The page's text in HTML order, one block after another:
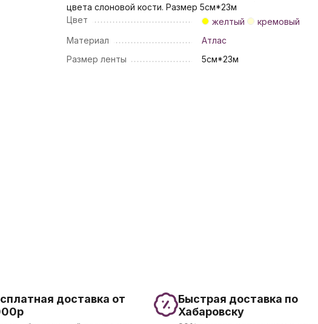
цвета слоновой кости. Размер 5см*23м
Цвет
желтый
кремовый
Материал
Атлас
Размер ленты
5см*23м
доставка от
Быстрая доставка по
Хабаровску